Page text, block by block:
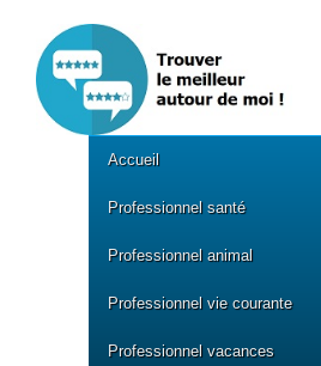
Accueil
Professionnel santé
Professionnel animal
Professionnel vie courante
Professionnel vacances